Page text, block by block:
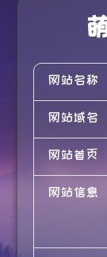
网站名称
网站域名
网站首页
网站信息